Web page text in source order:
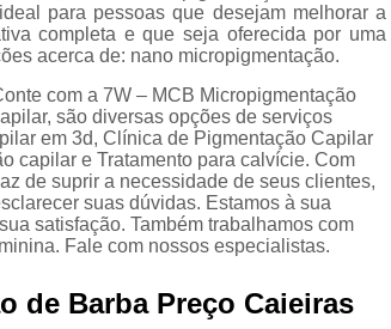
Micropigmentação Capilar em
Micropigmentação Capilar
Micropigmentação Capilar nas
Micropigmentação Capilar para
Micropigmentação Cabelo
Micropigmentação Cabelo
Micropigmentação Capilar Cabelo
para pessoas que desejam melhorar a
completa e que seja oferecida por uma
acerca de: nano micropigmentação.
com a 7W – MCB Micropigmentação
são diversas opções de serviços
em 3d, Clínica de Pigmentação Capilar
capilar e Tratamento para calvície. Com
de suprir a necessidade de seus clientes,
suas dúvidas. Estamos à sua
satisfação. Também trabalhamos com
Fale com nossos especialistas.
de Barba Preço Caieiras